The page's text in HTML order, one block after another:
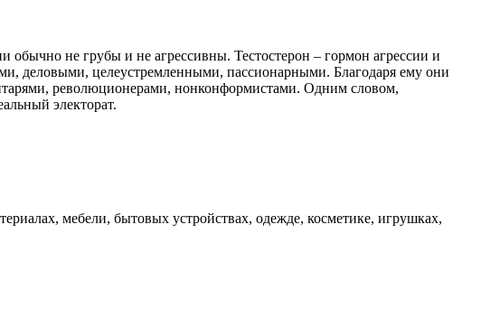
не грубы и не агрессивны. Тестостерон – гормон агрессии и
деловыми, целеустремленными, пассионарными. Благодаря ему они
революционерами, нонконформистами. Одним словом,
электорат.
мебели, бытовых устройствах, одежде, косметике, игрушках,